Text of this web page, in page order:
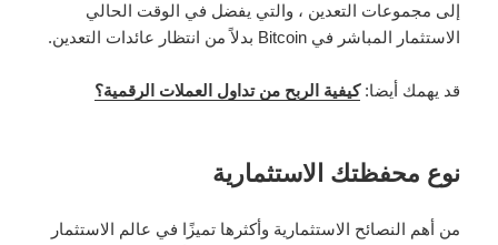
إلى مجموعات التعدين ، والتي يفضل في الوقت الحالي
الاستثمار المباشر في Bitcoin بدلاً من انتظار عائدات التعدين.
قد يهمك أيضا:كيفية الربح من تداول العملات الرقمية؟
نوع محفظتك الاستثمارية
من أهم النصائح الاستثمارية وأكثرها تميزًا في عالم الاستثمار